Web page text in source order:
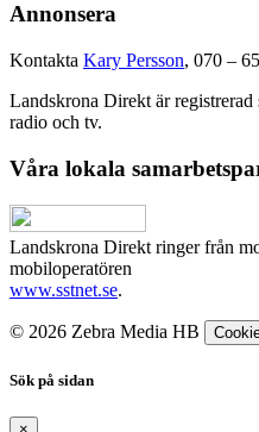
Annonsera
Kontakta Kary Persson, 070 –
Landskrona Direkt är
radio och tv.
Våra lokala
Landskrona Direkt ringer från
mobiloperatören
www.sstnet.se.
© 2026 Zebra Media HB
Sök på sidan